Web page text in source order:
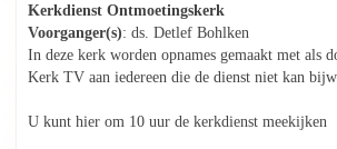
Kerkdienst Ontmoetingskerk
Voorganger(s): ds. Detlef Bohlken
In deze kerk worden opnames gemaakt met als
Kerk TV aan iedereen die de dienst niet kan
U kunt hier om 10 uur de kerkdienst meekijken